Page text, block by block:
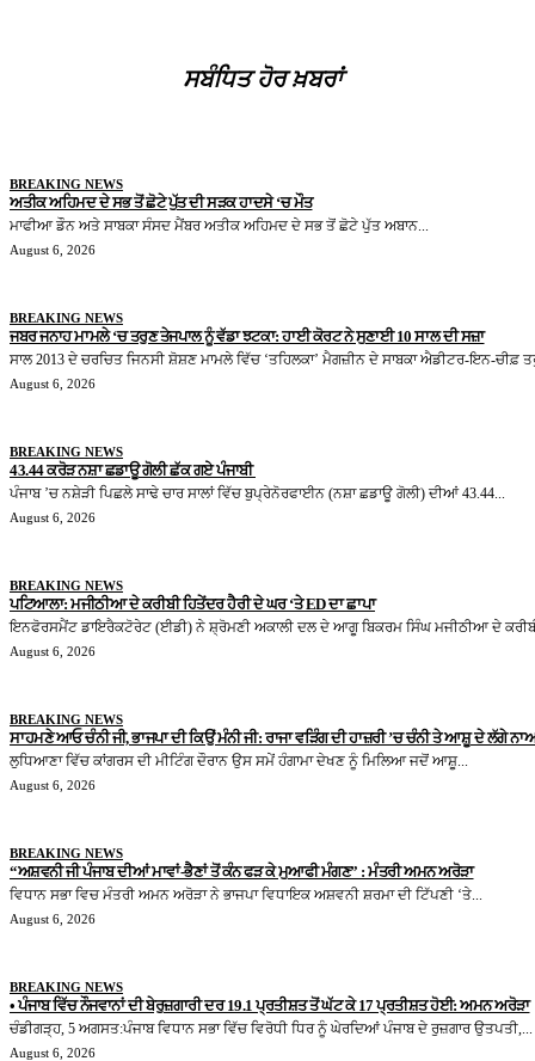
ਸਬੰਧਿਤ ਹੋਰ ਖ਼ਬਰਾਂ
BREAKING NEWS
ਅਤੀਕ ਅਹਿਮਦ ਦੇ ਸਭ ਤੋਂ ਛੋਟੇ ਪੁੱਤ ਦੀ ਸੜਕ ਹਾਦਸੇ ‘ਚ ਮੌਤ
ਮਾਫੀਆ ਡੌਨ ਅਤੇ ਸਾਬਕਾ ਸੰਸਦ ਮੈਂਬਰ ਅਤੀਕ ਅਹਿਮਦ ਦੇ ਸਭ ਤੋਂ ਛੋਟੇ ਪੁੱਤ ਅਬਾਨ...
August 6, 2026
BREAKING NEWS
ਜਬਰ ਜਨਾਹ ਮਾਮਲੇ ‘ਚ ਤਰੁਣ ਤੇਜਪਾਲ ਨੂੰ ਵੱਡਾ ਝਟਕਾ: ਹਾਈ ਕੋਰਟ ਨੇ ਸੁਣਾਈ 10 ਸਾਲ ਦੀ ਸਜ਼ਾ
ਸਾਲ 2013 ਦੇ ਚਰਚਿਤ ਜਿਨਸੀ ਸ਼ੋਸ਼ਣ ਮਾਮਲੇ ਵਿੱਚ ‘ਤਹਿਲਕਾ’ ਮੈਗਜ਼ੀਨ ਦੇ ਸਾਬਕਾ ਐਡੀਟਰ-ਇਨ-ਚੀਫ਼
August 6, 2026
BREAKING NEWS
43.44 ਕਰੋੜ ਨਸ਼ਾ ਛਡਾਊ ਗੋਲੀ ਛੱਕ ਗਏ ਪੰਜਾਬੀ
ਪੰਜਾਬ ’ਚ ਨਸ਼ੇੜੀ ਪਿਛਲੇ ਸਾਢੇ ਚਾਰ ਸਾਲਾਂ ਵਿੱਚ ਬੁਪ੍ਰੇਨੋਰਫਾਈਨ (ਨਸ਼ਾ ਛਡਾਊ ਗੋਲੀ) ਦੀਆਂ 43.44...
August 6, 2026
BREAKING NEWS
ਪਟਿਆਲਾ: ਮਜੀਠੀਆ ਦੇ ਕਰੀਬੀ ਹਿਤੇਂਦਰ ਹੈਰੀ ਦੇ ਘਰ ‘ਤੇ ED ਦਾ ਛਾਪਾ
ਇਨਫੋਰਸਮੈਂਟ ਡਾਇਰੈਕਟੋਰੇਟ (ਈਡੀ) ਨੇ ਸ਼੍ਰੋਮਣੀ ਅਕਾਲੀ ਦਲ ਦੇ ਆਗੂ ਬਿਕਰਮ ਸਿੰਘ ਮਜੀਠੀਆ ਦੇ
August 6, 2026
BREAKING NEWS
ਸਾਹਮਣੇ ਆਓ ਚੰਨੀ ਜੀ, ਭਾਜਪਾ ਦੀ ਕਿਉਂ ਮੰਨੀ ਜੀ: ਰਾਜਾ ਵੜਿੰਗ ਦੀ ਹਾਜ਼ਰੀ ’ਚ ਚੰਨੀ ਤੇ ਆਸ਼ੂ ਦੇ ਲੱਗੇ
ਲੁਧਿਆਣਾ ਵਿੱਚ ਕਾਂਗਰਸ ਦੀ ਮੀਟਿੰਗ ਦੌਰਾਨ ਉਸ ਸਮੇਂ ਹੰਗਾਮਾ ਦੇਖਣ ਨੂੰ ਮਿਲਿਆ ਜਦੋਂ ਆਸ਼ੂ...
August 6, 2026
BREAKING NEWS
“ਅਸ਼ਵਨੀ ਜੀ ਪੰਜਾਬ ਦੀਆਂ ਮਾਵਾਂ-ਭੈਣਾਂ ਤੋਂ ਕੰਨ ਫੜ ਕੇ ਮੁਆਫੀ ਮੰਗਣ” : ਮੰਤਰੀ ਅਮਨ ਅਰੋੜਾ
ਵਿਧਾਨ ਸਭਾ ਵਿਚ ਮੰਤਰੀ ਅਮਨ ਅਰੋੜਾ ਨੇ ਭਾਜਪਾ ਵਿਧਾਇਕ ਅਸ਼ਵਨੀ ਸ਼ਰਮਾ ਦੀ ਟਿੱਪਣੀ ‘ਤੇ...
August 6, 2026
BREAKING NEWS
• ਪੰਜਾਬ ਵਿੱਚ ਨੌਜਵਾਨਾਂ ਦੀ ਬੇਰੁਜ਼ਗਾਰੀ ਦਰ 19.1 ਪ੍ਰਤੀਸ਼ਤ ਤੋਂ ਘੱਟ ਕੇ 17 ਪ੍ਰਤੀਸ਼ਤ ਹੋਈ: ਅਮਨ ਅਰੋੜਾ
ਚੰਡੀਗੜ੍ਹ, 5 ਅਗਸਤ:ਪੰਜਾਬ ਵਿਧਾਨ ਸਭਾ ਵਿੱਚ ਵਿਰੋਧੀ ਧਿਰ ਨੂੰ ਘੇਰਦਿਆਂ ਪੰਜਾਬ ਦੇ ਰੁਜ਼ਗਾਰ ਉਤਪਤੀ,...
August 6, 2026